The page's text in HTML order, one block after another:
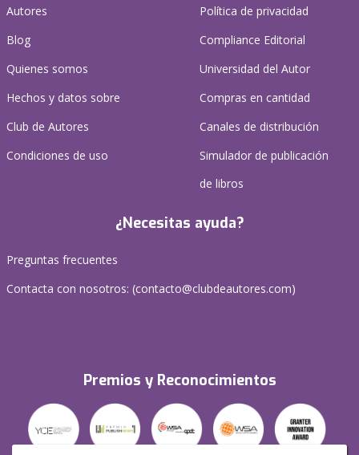
Autores
Blog
Quienes somos
Hechos y datos sobre
Club de Autores
Condiciones de uso
Política de privacidad
Compliance Editorial
Universidad del Autor
Compras en cantidad
Canales de distribución
Simulador de publicación
de libros
¿Necesitas ayuda?
Preguntas frecuentes
Contacta con nosotros: (contacto@clubdeautores.com)
Premios y Reconocimientos